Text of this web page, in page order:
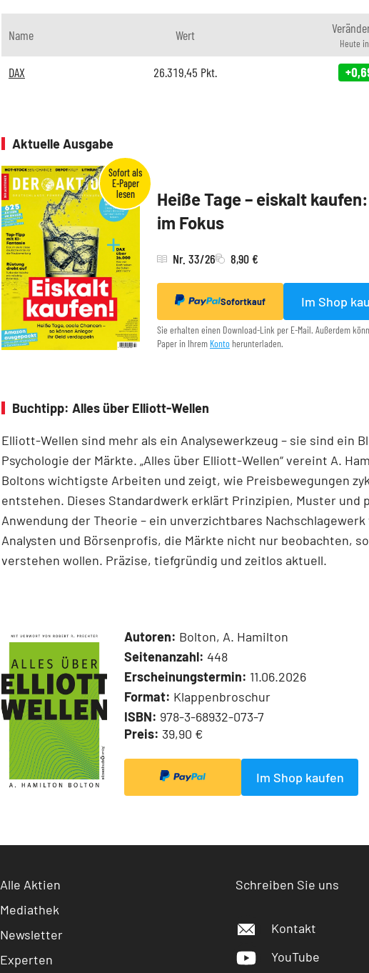
Name Wert
Heute
DAX 26.319,45 Pkt.
Aktuelle Ausgabe
Heiße Tage – eiskalt
im Fokus
Nr. 33/26 8,90 €
Sofortkauf Im Shop
Sie erhalten einen Download-Link per E-Mail. Außerdem
Paper in Ihrem Konto herunterladen.
Buchtipp: Alles über Elliott-Wellen
Elliott-Wellen sind mehr als ein Analysewerkzeug – sie sind ein
Psychologie der Märkte. „Alles über Elliott-Wellen“ vereint A.
Boltons wichtigste Arbeiten und zeigt, wie Preisbewegungen
entstehen. Dieses Standardwerk erklärt Prinzipien, Muster und
Anwendung der Theorie – ein unverzichtbares Nachschlagewerk
Analysten und Börsenprofis, die Märkte nicht nur beobachten,
verstehen wollen. Präzise, tiefgründig und zeitlos aktuell.
Autoren: Bolton, A. Hamilton
Seitenanzahl: 448
Erscheinungstermin: 11.06.2026
Format: Klappenbroschur
ISBN: 978-3-68932-073-7
Preis: 39,90 €
Im Shop kaufen
Alle Aktien
Mediathek
Newsletter
Experten
Schreiben Sie uns
Kontakt
YouTube